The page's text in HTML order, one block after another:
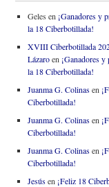
Geles en ¡Ganadores y
la 18 Ciberbotillada!
XVIII Ciberbotillada
Lázaroen ¡Ganadores y
la 18 Ciberbotillada!
Juanma G. Colinasen
Ciberbotillada!
Juanma G. Colinasen
Ciberbotillada!
Juanma G. Colinasen
Ciberbotillada!
Jesúsen ¡Feliz 18